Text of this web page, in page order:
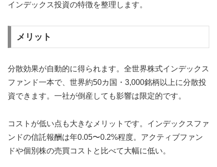
インデックス投資の特徴を整理します。
メリット
分散効果が自動的に得られます。全世界株式インデックス
ファンド一本で、世界約50カ国・3,000銘柄以上に分散投
資できます。一社が倒産しても影響は限定的です。
コストが低い点も大きなメリットです。インデックスファ
ンドの信託報酬は年0.05〜0.2%程度。アクティブファン
ドや個別株の売買コストと比べて大幅に低い。